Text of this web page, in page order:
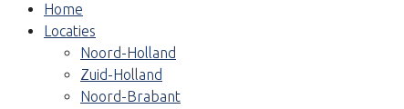
Home
Locaties
Noord-Holland
Zuid-Holland
Noord-Brabant